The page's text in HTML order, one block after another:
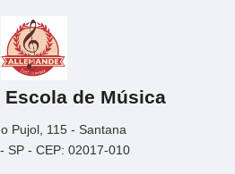
Escola de Música
Pujol, 115 - Santana
SP - CEP: 02017-010